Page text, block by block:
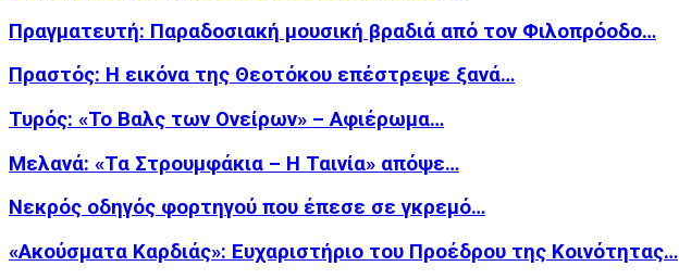
Πραγματευτή: Παραδοσιακή μουσική βραδιά από τον Φιλοπρόοδο…
Πραστός: Η εικόνα της Θεοτόκου επέστρεψε ξανά…
Τυρός: «Το Βαλς των Ονείρων» – Αφιέρωμα…
Μελανά: «Τα Στρουμφάκια – Η Ταινία» απόψε…
Νεκρός οδηγός φορτηγού που έπεσε σε γκρεμό…
«Ακούσματα Καρδιάς»: Ευχαριστήριο του Προέδρου της Κοινότητας…